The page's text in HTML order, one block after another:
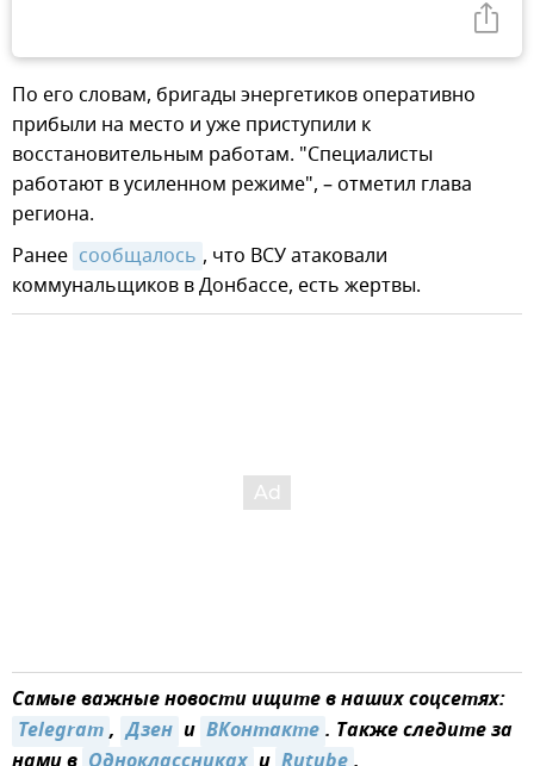
По его словам, бригады энергетиков оперативно
прибыли на место и уже приступили к
восстановительным работам. "Специалисты
работают в усиленном режиме", – отметил глава
региона.
Ранее сообщалось , что ВСУ атаковали
коммунальщиков в Донбассе, есть жертвы.
Самые важные новости ищите в наших соцсетях:
Telegram, Дзен и ВКонтакте. Также следите за